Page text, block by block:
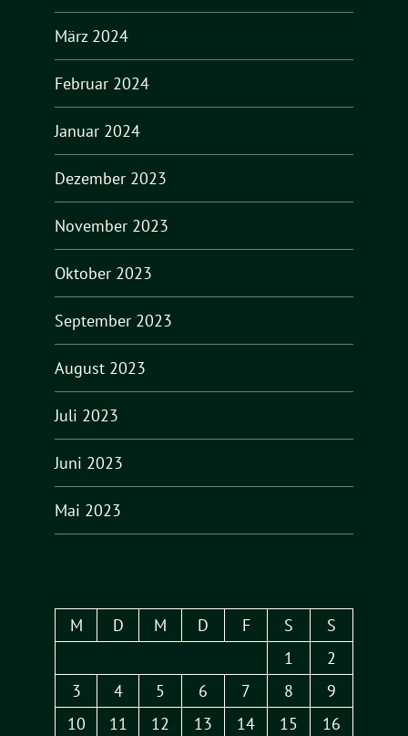
März 2024
Februar 2024
Januar 2024
Dezember 2023
November 2023
Oktober 2023
September 2023
August 2023
Juli 2023
Juni 2023
Mai 2023
M D M D F S
S
1
2
3
4 5 6 7 8
9
10
11 12 13 14 15
16